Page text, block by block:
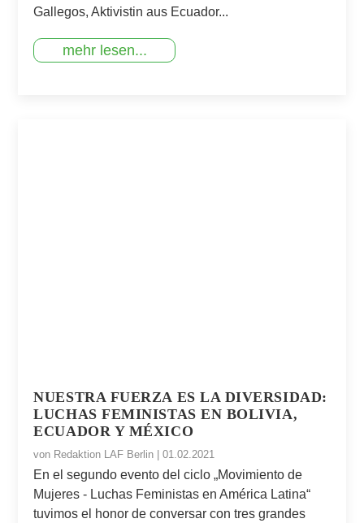
Gallegos, Aktivistin aus Ecuador...
mehr lesen...
NUESTRA FUERZA ES LA DIVERSIDAD:
LUCHAS FEMINISTAS EN BOLIVIA,
ECUADOR Y MÉXICO
von Redaktion LAF Berlin |01.02.2021
En el segundo evento del ciclo „Movimiento de
Mujeres - Luchas Feministas en América Latina“
tuvimos el honor de conversar con tres grandes